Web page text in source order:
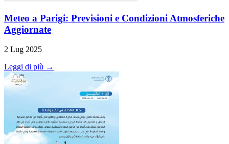
Meteo a Parigi: Previsioni e Condizioni Atmosferiche
Aggiornate
2 Lug 2025
Leggi di più →